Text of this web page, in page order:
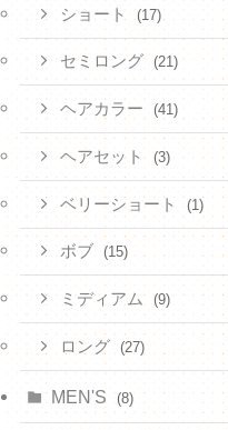
ショート (17)
セミロング (21)
ヘアカラー (41)
ヘアセット (3)
ベリーショート (1)
ボブ (15)
ミディアム (9)
ロング (27)
MEN'S (8)